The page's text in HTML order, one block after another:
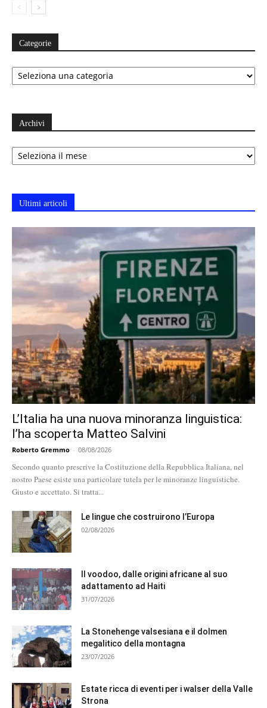
Categorie
Categorie
Archivi
Archivi
Ultimi articoli
L’Italia ha una nuova minoranza linguistica:
l’ha scoperta Matteo Salvini
Roberto Gremmo - 08/08/2026
Secondo quanto prescrive la Costituzione della Repubblica Italiana, nel
nostro Paese esiste una particolare tutela per le minoranze linguistiche.
Giusto e accettato. Si tratta...
Le lingue che costruirono l’Europa
02/08/2026
Il voodoo, dalle origini africane al suo
adattamento ad Haiti
31/07/2026
La Stonehenge valsesiana e il dolmen
megalitico della montagna
23/07/2026
Estate ricca di eventi per i walser della Valle
Strona